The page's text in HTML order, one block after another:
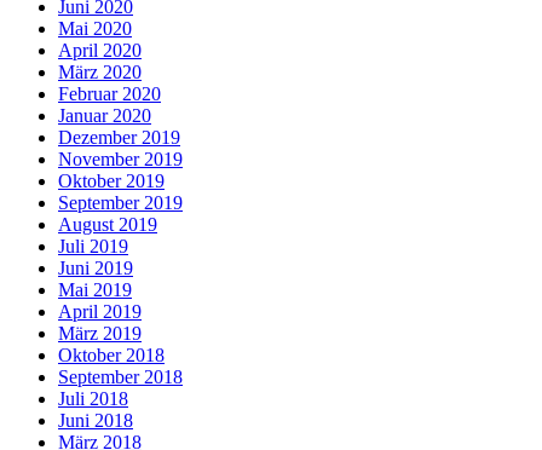
Juni 2020
Mai 2020
April 2020
März 2020
Februar 2020
Januar 2020
Dezember 2019
November 2019
Oktober 2019
September 2019
August 2019
Juli 2019
Juni 2019
Mai 2019
April 2019
März 2019
Oktober 2018
September 2018
Juli 2018
Juni 2018
März 2018